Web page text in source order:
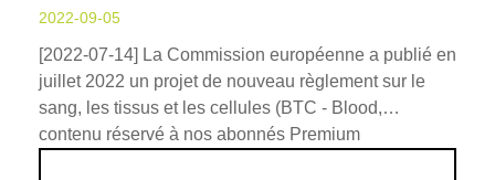
2022-09-05
[2022-07-14] La Commission européenne a publié en
juillet 2022 un projet de nouveau règlement sur le
sang, les tissus et les cellules (BTC - Blood,…
contenu réservé à nos abonnés Premium